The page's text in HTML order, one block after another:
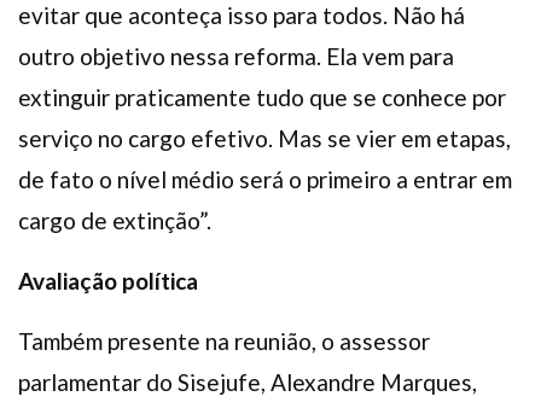
evitar que aconteça isso para todos. Não há
outro objetivo nessa reforma. Ela vem para
extinguir praticamente tudo que se conhece por
serviço no cargo efetivo. Mas se vier em etapas,
de fato o nível médio será o primeiro a entrar em
cargo de extinção”.
Avaliação política
Também presente na reunião, o assessor
parlamentar do Sisejufe, Alexandre Marques,